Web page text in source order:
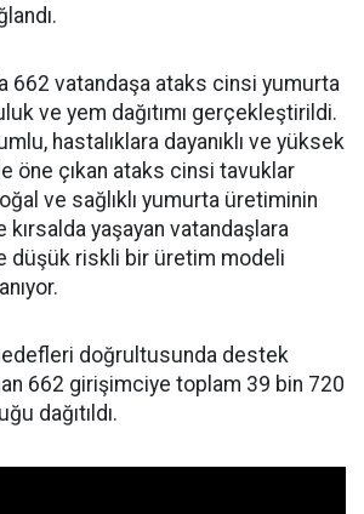
662 vatandaşa ataks cinsi yumurta
ve yem dağıtımı gerçekleştirildi.
hastalıklara dayanıklı ve yüksek
öne çıkan ataks cinsi tavuklar
ve sağlıklı yumurta üretiminin
kırsalda yaşayan vatandaşlara
düşük riskli bir üretim modeli
doğrultusunda destek
662 girişimciye toplam 39 bin 720
dağıtıldı.